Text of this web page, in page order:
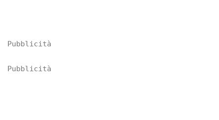
Pubblicità
Pubblicità